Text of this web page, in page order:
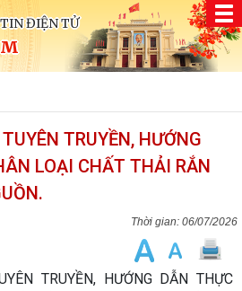
ĐIỆN TỬ
TRUYỀN, HƯỚNG
LOẠI CHẤT THẢI RẮN
06/07/2026
TRUYỀN, HƯỚNG DẪN THỰC